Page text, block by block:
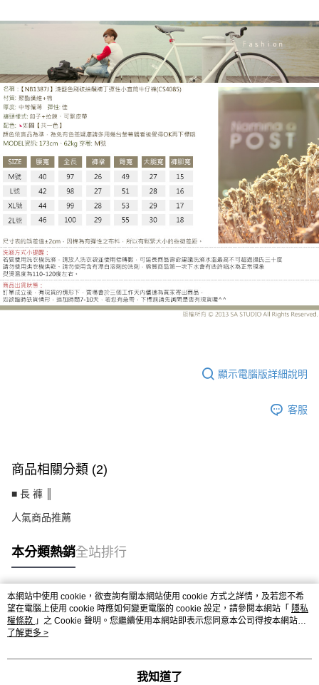
顯示電腦版詳細說明
客服
商品相關分類 (2)
■ 長 褲 ║
人氣商品推薦
本分類熱銷全站排行
熱門標籤
本網站中使用 cookie，欲查詢有關本網站使用 cookie 方式之詳情，及若您不希
望在電腦上使用 cookie 時應如何變更電腦的 cookie 設定，請參閱本網站「 隱私
權條款 」之 Cookie 聲明。您繼續使用本網站即表示您同意本公司得按本網站使
用條款之 Cookie 聲明使用 cookie。
了解更多 >
我知道了